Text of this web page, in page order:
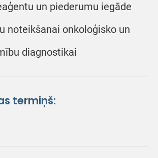
un piederumu iegāde
noteikšanai onkoloģisko un
diagnostikai
termiņš: